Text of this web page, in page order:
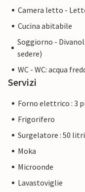
Camera letto -
Cucina abitabile
Soggiorno -
sedere)
WC - WC: acqua
Servizi
Forno elettrico : 3
Frigorifero
Surgelatore : 50 litri
Moka
Microonde
Lavastoviglie